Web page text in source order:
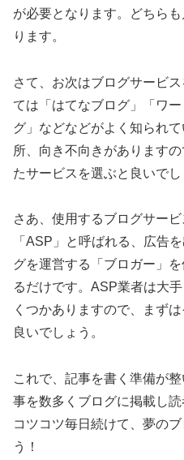
が必要となります。どちら
ります。
さて、お次はブログサービ
ては「はてなブログ」「ワ
グ」などなどがよく知られ
所、向き不向きがあります
たサービスを選ぶと良いでし
さあ、使用するブログサー
「ASP」と呼ばれる、広告
グを運営する「ブロガー」
るだけです。ASP業者は大
くつかありますので、まず
良いでしょう。
これで、記事を書く準備が
事を数多くブログに掲載し
コツコツ毎日続けて、夢の
う！